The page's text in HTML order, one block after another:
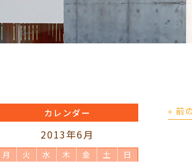
« 前
カレンダー
2013年6月
月 火 水 木 金 土 日